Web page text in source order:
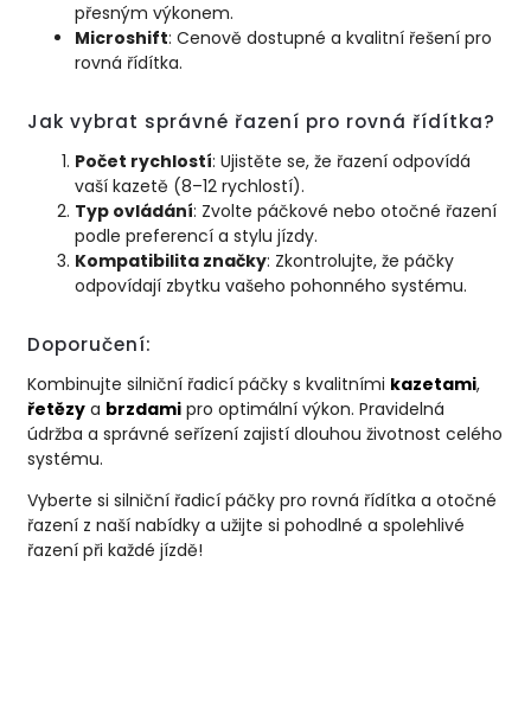
přesným výkonem.
Microshift: Cenově dostupné a kvalitní řešení pro
rovná řídítka.
Jak vybrat správné řazení pro rovná řídítka?
Počet rychlostí: Ujistěte se, že řazení odpovídá
vaší kazetě (8–12 rychlostí).
Typ ovládání: Zvolte páčkové nebo otočné řazení
podle preferencí a stylu jízdy.
Kompatibilita značky: Zkontrolujte, že páčky
odpovídají zbytku vašeho pohonného systému.
Doporučení:
Kombinujte silniční řadicí páčky s kvalitními kazetami,
řetězy a brzdami pro optimální výkon. Pravidelná
údržba a správné seřízení zajistí dlouhou životnost celého
systému.
Vyberte si silniční řadicí páčky pro rovná řídítka a otočné
řazení z naší nabídky a užijte si pohodlné a spolehlivé
řazení při každé jízdě!